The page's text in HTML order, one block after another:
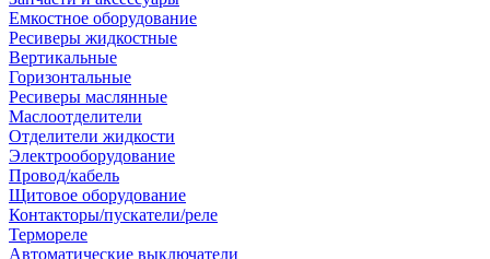
Емкостное оборудование
Ресиверы жидкостные
Вертикальные
Горизонтальные
Ресиверы маслянные
Маслоотделители
Отделители жидкости
Электрооборудование
Провод/кабель
Щитовое оборудование
Контакторы/пускатели/реле
Термореле
Автоматические выключатели